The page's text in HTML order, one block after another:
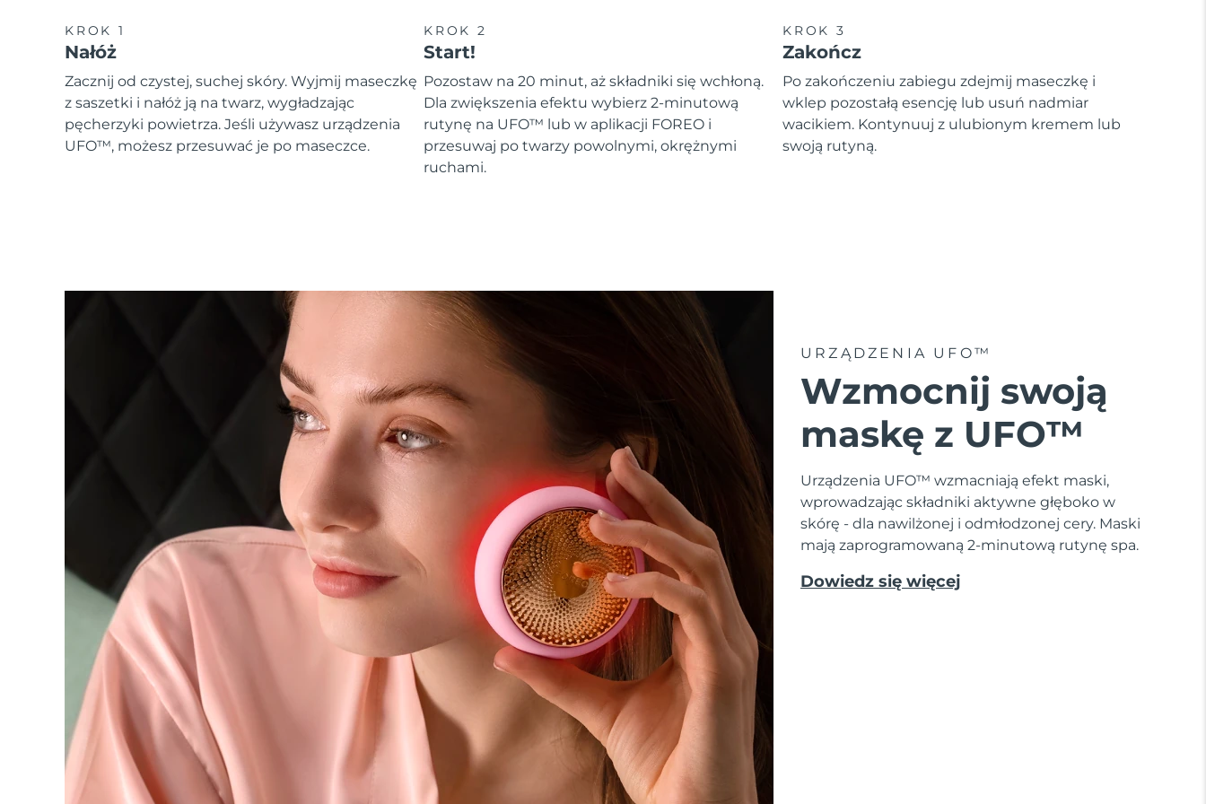
KROK 1
Nałóż
Zacznij od czystej, suchej skóry. Wyjmij maseczkę
z saszetki i nałóż ją na twarz, wygładzając
pęcherzyki powietrza. Jeśli używasz urządzenia
UFO™, możesz przesuwać je po maseczce.
KROK 2
Start!
Pozostaw na 20 minut, aż składniki się wchłoną.
Dla zwiększenia efektu wybierz 2-minutową
rutynę na UFO™ lub w aplikacji FOREO i
przesuwaj po twarzy powolnymi, okrężnymi
ruchami.
KROK 3
Zakończ
Po zakończeniu zabiegu zdejmij maseczkę i
wklep pozostałą esencję lub usuń nadmiar
wacikiem. Kontynuuj z ulubionym kremem lub
swoją rutyną.
URZĄDZENIA UFO™
Wzmocnij swoją
maskę z UFO™
Urządzenia UFO™ wzmacniają efekt maski,
wprowadzając składniki aktywne głęboko w
skórę - dla nawilżonej i odmłodzonej cery. Maski
mają zaprogramowaną 2-minutową rutynę spa.
Dowiedz się więcej